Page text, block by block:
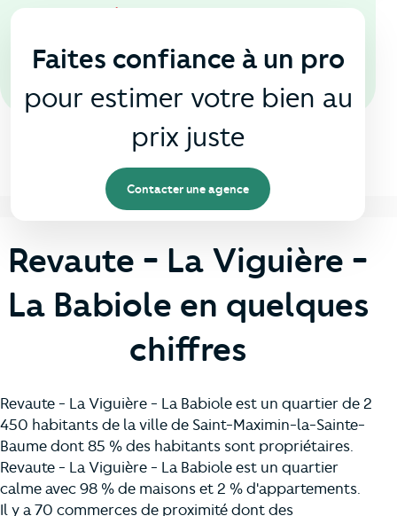
En agence
Faites confiance à un pro
pour estimer votre bien au
prix juste
Contacter une agence
Revaute - La Viguière -
La Babiole en quelques
chiffres
Revaute - La Viguière - La Babiole est un quartier de 2
450 habitants de la ville de Saint-Maximin-la-Sainte-
Baume dont 85 % des habitants sont propriétaires.
Revaute - La Viguière - La Babiole est un quartier
calme avec 98 % de maisons et 2 % d'appartements.
Il y a 70 commerces de proximité dont des